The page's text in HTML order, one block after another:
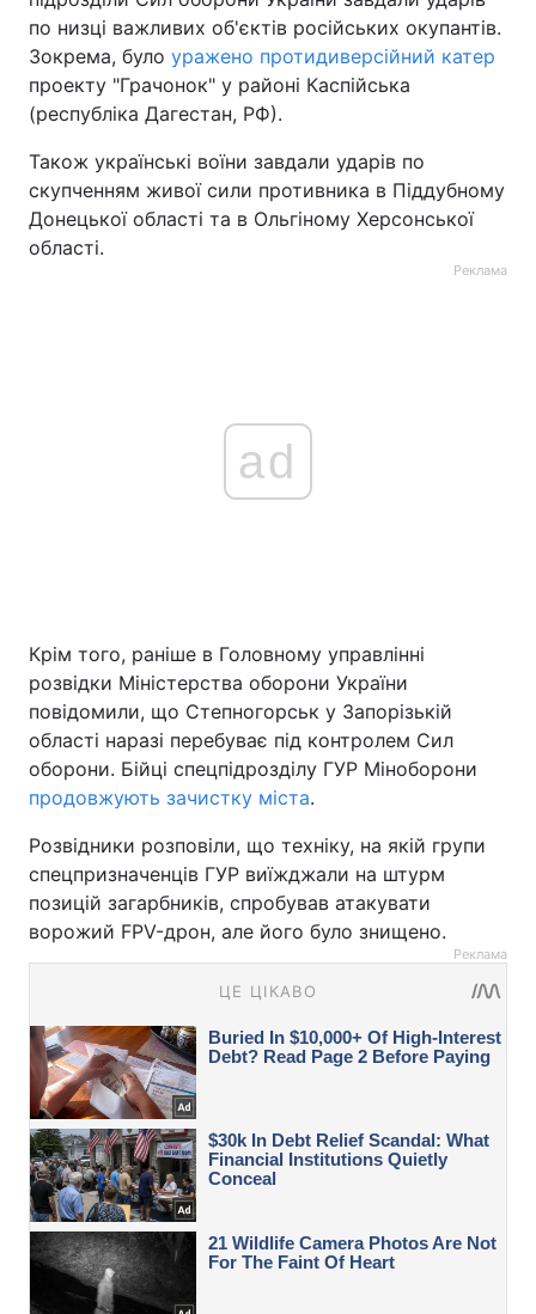
по низці важливих об'єктів російських окупантів.
Зокрема, було уражено протидиверсійний катер
проекту "Грачонок" у районі Каспійська
(республіка Дагестан, РФ).
Також українські воїни завдали ударів по
скупченням живої сили противника в Піддубному
Донецької області та в Ольгіному Херсонської
області.
Реклама
ad
Крім того, раніше в Головному управлінні
розвідки Міністерства оборони України
повідомили, що Степногорськ у Запорізькій
області наразі перебуває під контролем Сил
оборони. Бійці спецпідрозділу ГУР Міноборони
продовжують зачистку міста.
Розвідники розповіли, що техніку, на якій групи
спецпризначенців ГУР виїжджали на штурм
позицій загарбників, спробував атакувати
ворожий FPV-дрон, але його було знищено.
Реклама